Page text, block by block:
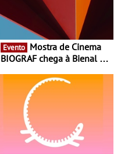
Evento
BIOGRAF chega à Bienal de
Documentário, ensaio
fílmico e práticas artísticas